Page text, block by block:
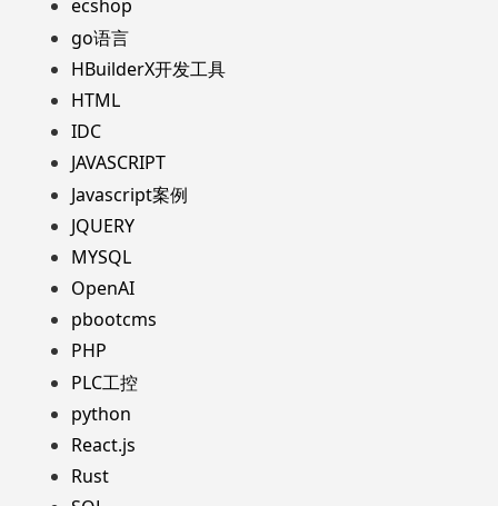
ecshop
go语言
HBuilderX开发工具
HTML
IDC
JAVASCRIPT
Javascript案例
JQUERY
MYSQL
OpenAI
pbootcms
PHP
PLC工控
python
React.js
Rust